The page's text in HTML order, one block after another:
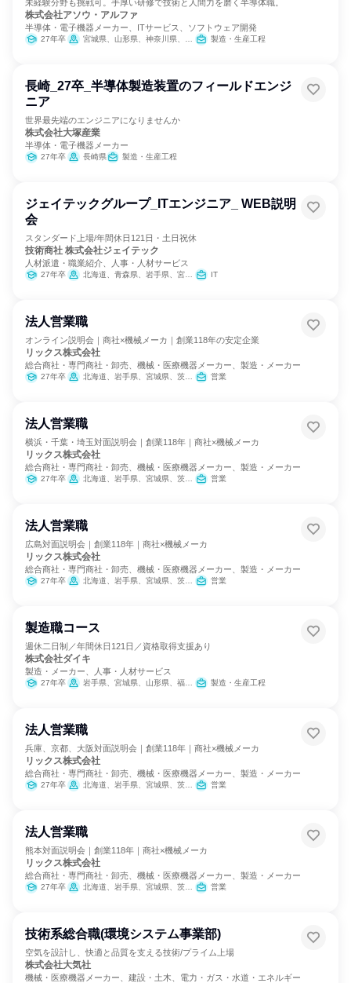
未経験分野も挑戦可。手厚い研修で技術と人間力を磨く半導体職。
株式会社アソウ・アルファ
半導体・電子機器メーカー、ITサービス、ソフトウェア開発
27年卒 宮城県、山形県、神奈川県、静岡県、三重県、京都府、佐賀県、長崎県、熊本県、大分県、宮崎県、鹿児島県 製造・生産工程
長崎_27卒_半導体製造装置のフィールドエンジ
ニア
世界最先端のエンジニアになりませんか
株式会社大塚産業
半導体・電子機器メーカー
27年卒 長崎県 製造・生産工程
ジェイテックグループ_ITエンジニア_ WEB説明
会
スタンダード上場/年間休日121日・土日祝休
技術商社 株式会社ジェイテック
人材派遣・職業紹介、人事・人材サービス
27年卒 北海道、青森県、岩手県、宮城県、秋田県、山形県、福島県、茨城県、栃木県、群馬県、埼玉県、千葉県、東京都、神奈川県、新潟県、富山県、石川県、福井県、山梨県、長野県、岐阜県、静岡県、愛知県、三重県、滋賀県、京都府、大阪府、兵庫県、奈良県、和歌山県、鳥取県、島根県、岡山県、広島県、山口県、徳島県、香川県、愛媛県、高知県、福岡県、佐賀県、長崎県、熊本県、大分県、宮崎県、鹿児島県、沖縄県 IT
法人営業職
オンライン説明会｜商社×機械メーカ｜創業118年の安定企業
リックス株式会社
総合商社・専門商社・卸売、機械・医療機器メーカー、製造・メーカー
27年卒 北海道、岩手県、宮城県、茨城県、栃木県、埼玉県、千葉県、東京都、神奈川県、石川県、静岡県、愛知県、三重県、滋賀県、大阪府、兵庫県、和歌山県、岡山県、広島県、山口県、愛媛県、福岡県、長崎県、熊本県、大分県、鹿児島県 営業
法人営業職
横浜・千葉・埼玉対面説明会｜創業118年｜商社×機械メーカ
リックス株式会社
総合商社・専門商社・卸売、機械・医療機器メーカー、製造・メーカー
27年卒 北海道、岩手県、宮城県、茨城県、栃木県、埼玉県、千葉県、東京都、神奈川県、石川県、静岡県、愛知県、三重県、滋賀県、大阪府、兵庫県、和歌山県、岡山県、広島県、山口県、愛媛県、福岡県、長崎県、熊本県、大分県、鹿児島県 営業
法人営業職
広島対面説明会｜創業118年｜商社×機械メーカ
リックス株式会社
総合商社・専門商社・卸売、機械・医療機器メーカー、製造・メーカー
27年卒 北海道、岩手県、宮城県、茨城県、栃木県、埼玉県、千葉県、東京都、神奈川県、石川県、静岡県、愛知県、三重県、滋賀県、大阪府、兵庫県、和歌山県、岡山県、広島県、山口県、愛媛県、福岡県、長崎県、熊本県、大分県、鹿児島県 営業
製造職コース
週休二日制／年間休日121日／資格取得支援あり
株式会社ダイキ
製造・メーカー、人事・人材サービス
27年卒 岩手県、宮城県、山形県、福島県、栃木県、群馬県、埼玉県、千葉県、東京都、神奈川県、岐阜県、静岡県、愛知県、三重県、滋賀県、京都府、大阪府、兵庫県、岡山県、広島県、山口県、香川県、福岡県、佐賀県、長崎県、熊本県、大分県 製造・生産工程
法人営業職
兵庫、京都、大阪対面説明会｜創業118年｜商社×機械メーカ
リックス株式会社
総合商社・専門商社・卸売、機械・医療機器メーカー、製造・メーカー
27年卒 北海道、岩手県、宮城県、茨城県、栃木県、埼玉県、千葉県、東京都、神奈川県、石川県、静岡県、愛知県、三重県、滋賀県、大阪府、兵庫県、和歌山県、岡山県、広島県、山口県、愛媛県、福岡県、長崎県、熊本県、大分県、鹿児島県 営業
法人営業職
熊本対面説明会｜創業118年｜商社×機械メーカ
リックス株式会社
総合商社・専門商社・卸売、機械・医療機器メーカー、製造・メーカー
27年卒 北海道、岩手県、宮城県、茨城県、栃木県、埼玉県、千葉県、東京都、神奈川県、石川県、静岡県、愛知県、三重県、滋賀県、大阪府、兵庫県、和歌山県、岡山県、広島県、山口県、愛媛県、福岡県、長崎県、熊本県、大分県、鹿児島県 営業
技術系総合職(環境システム事業部)
空気を設計し、快適と品質を支える技術/プライム上場
株式会社大気社
機械・医療機器メーカー、建設・土木、電力・ガス・水道・エネルギー